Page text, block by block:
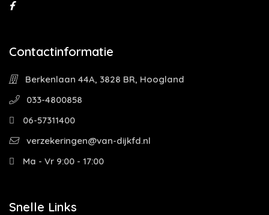
Contactinformatie
Berkenlaan 44A, 3828 BR, Hoogland
033-4800858
06-57311400
verzekeringen@van-dijkfd.nl
Ma - Vr 9:00 - 17:00
Snelle Links